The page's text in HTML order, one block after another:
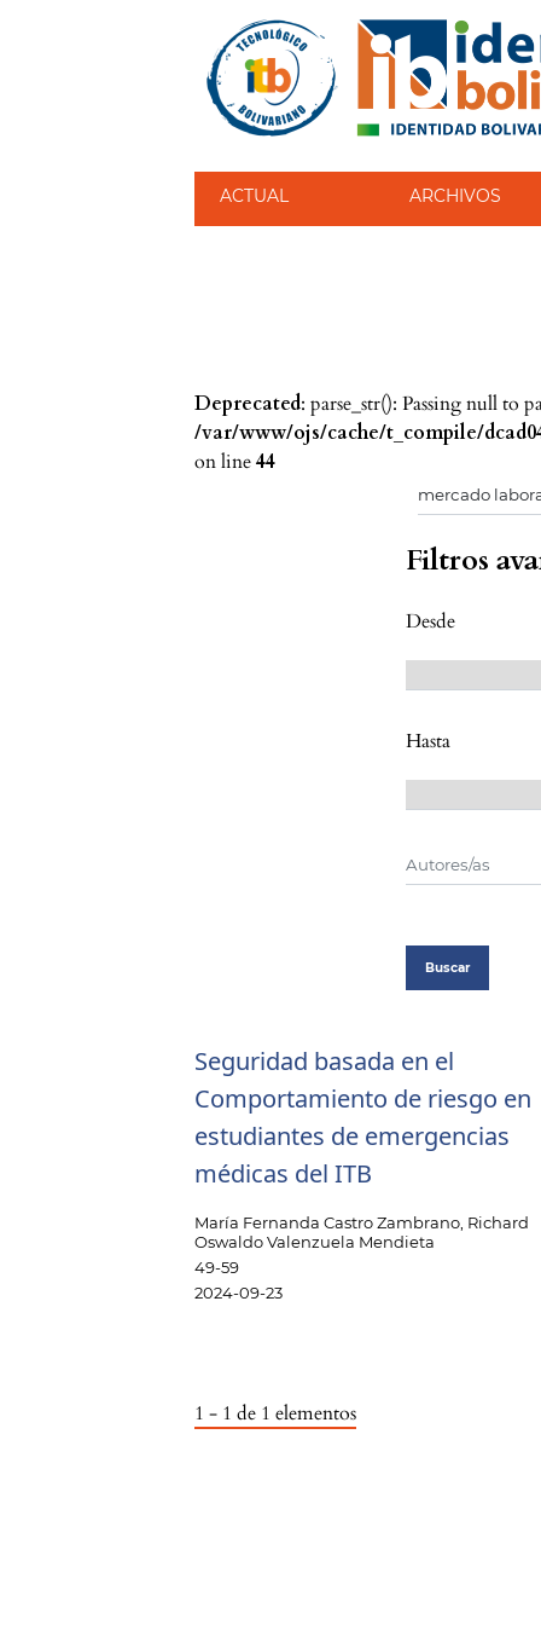
ACTUAL ARCHIVOS
Deprecated: parse_str(): Passing null to
/var/www/ojs/cache/t_compile/
on line44
Filtros
Desde
Hasta
Buscar
Seguridad basada en el
Comportamiento de riesgo en
estudiantes de emergencias
médicas del ITB
María Fernanda Castro Zambrano, Richard
Oswaldo Valenzuela Mendieta
49-59
2024-09-23
1 - 1 de 1 elementos